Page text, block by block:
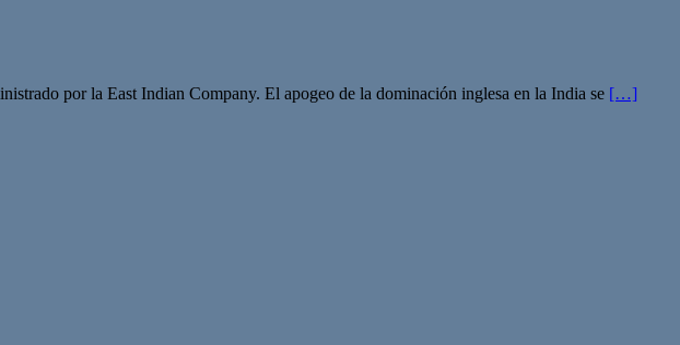
por la East Indian Company. El apogeo de la dominación inglesa en la India se […]